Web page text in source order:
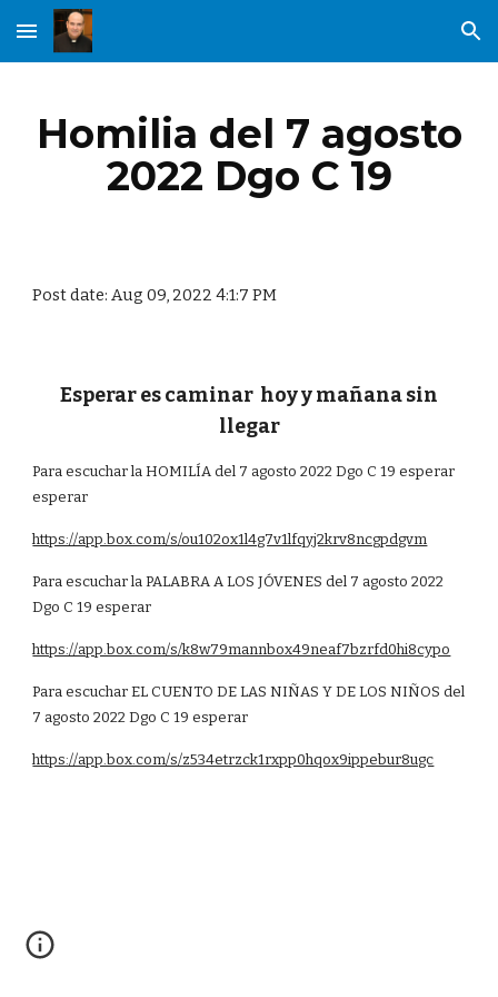
Skip to main content Skip to navigation
Homilia del 7 agosto
2022 Dgo C 19
Post date: Aug 09, 2022 4:1:7 PM
Esperar es caminar hoy y mañana sin
llegar
Para escuchar la HOMILÍA del 7 agosto 2022 Dgo C 19 esperar
esperar
https://app.box.com/s/ou102ox1l4g7v1lfqyj2krv8ncgpdgvm
Para escuchar la PALABRA A LOS JÓVENES del 7 agosto 2022
Dgo C 19 esperar
https://app.box.com/s/k8w79mannbox49neaf7bzrfd0hi8cypo
Para escuchar EL CUENTO DE LAS NIÑAS Y DE LOS NIÑOS del
7 agosto 2022 Dgo C 19 esperar
https://app.box.com/s/z534etrzck1rxpp0hqox9ippebur8ugc